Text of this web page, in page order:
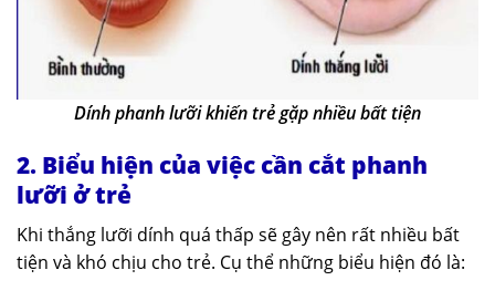
Dính phanh lưỡi khiến trẻ gặp nhiều bất tiện
2. Biểu hiện của việc cần cắt phanh
lưỡi ở trẻ
Khi thắng lưỡi dính quá thấp sẽ gây nên rất nhiều bất
tiện và khó chịu cho trẻ. Cụ thể những biểu hiện đó là: